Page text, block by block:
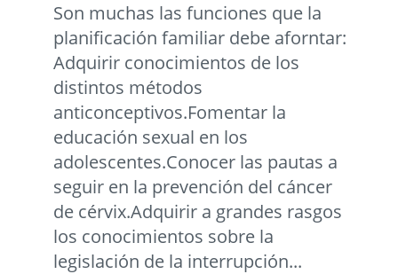
Son muchas las funciones que la
planificación familiar debe aforntar:
Adquirir conocimientos de los
distintos métodos
anticonceptivos.Fomentar la
educación sexual en los
adolescentes.Conocer las pautas a
seguir en la prevención del cáncer
de cérvix.Adquirir a grandes rasgos
los conocimientos sobre la
legislación de la interrupción...